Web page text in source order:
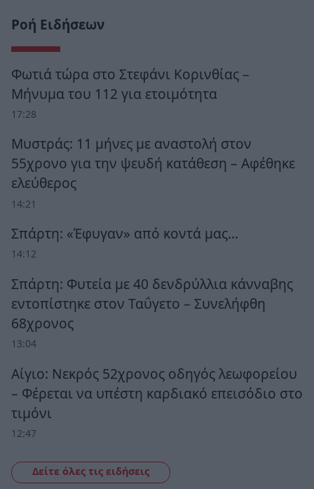
Ροή Ειδήσεων
Φωτιά τώρα στο Στεφάνι Κορινθίας –
Μήνυμα του 112 για ετοιμότητα
17:28
Μυστράς: 11 μήνες με αναστολή στον
55χρονο για την ψευδή κατάθεση – Αφέθηκε
ελεύθερος
14:21
Σπάρτη: «Έφυγαν» από κοντά μας…
14:12
Σπάρτη: Φυτεία με 40 δενδρύλλια κάνναβης
εντοπίστηκε στον Ταΰγετο – Συνελήφθη
68χρονος
13:04
Αίγιο: Νεκρός 52χρονος οδηγός λεωφορείου
– Φέρεται να υπέστη καρδιακό επεισόδιο στο
τιμόνι
12:47
Δείτε όλες τις ειδήσεις